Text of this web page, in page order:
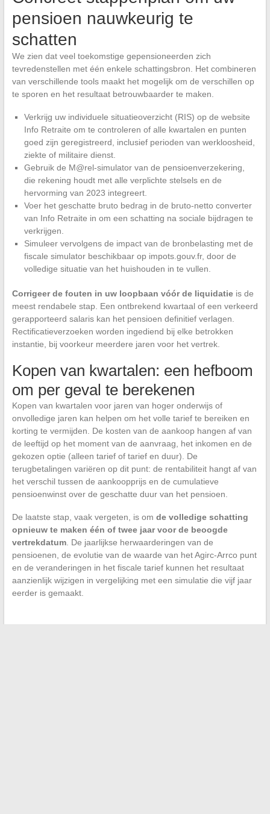
pensioen nauwkeurig te
schatten
We zien dat veel toekomstige gepensioneerden zich
tevredenstellen met één enkele schattingsbron. Het combineren
van verschillende tools maakt het mogelijk om de verschillen op
te sporen en het resultaat betrouwbaarder te maken.
Verkrijg uw individuele situatieoverzicht (RIS) op de website
Info Retraite om te controleren of alle kwartalen en punten
goed zijn geregistreerd, inclusief perioden van werkloosheid,
ziekte of militaire dienst.
Gebruik de M@rel-simulator van de pensioenverzekering,
die rekening houdt met alle verplichte stelsels en de
hervorming van 2023 integreert.
Voer het geschatte bruto bedrag in de bruto-netto converter
van Info Retraite in om een schatting na sociale bijdragen te
verkrijgen.
Simuleer vervolgens de impact van de bronbelasting met de
fiscale simulator beschikbaar op impots.gouv.fr, door de
volledige situatie van het huishouden in te vullen.
Corrigeer de fouten in uw loopbaan vóór de liquidatieis de
meest rendabele stap. Een ontbrekend kwartaal of een verkeerd
gerapporteerd salaris kan het pensioen definitief verlagen.
Rectificatieverzoeken worden ingediend bij elke betrokken
instantie, bij voorkeur meerdere jaren voor het vertrek.
Kopen van kwartalen: een hefboom
om per geval te berekenen
Kopen van kwartalen voor jaren van hoger onderwijs of
onvolledige jaren kan helpen om het volle tarief te bereiken en
korting te vermijden. De kosten van de aankoop hangen af van
de leeftijd op het moment van de aanvraag, het inkomen en de
gekozen optie (alleen tarief of tarief en duur). De
terugbetalingen variëren op dit punt: de rentabiliteit hangt af van
het verschil tussen de aankoopprijs en de cumulatieve
pensioenwinst over de geschatte duur van het pensioen.
De laatste stap, vaak vergeten, is om de volledige schatting
opnieuw te maken één of twee jaar voor de beoogde
vertrekdatum. De jaarlijkse herwaarderingen van de
pensioenen, de evolutie van de waarde van het Agirc-Arrco punt
en de veranderingen in het fiscale tarief kunnen het resultaat
aanzienlijk wijzigen in vergelijking met een simulatie die vijf jaar
eerder is gemaakt.